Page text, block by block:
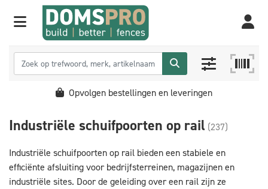
Opvolgen bestellingen en leveringen
Industriële schuifpoorten op rail (237)
Industriële schuifpoorten op rail bieden een stabiele en
efficiënte afsluiting voor bedrijfsterreinen, magazijnen en
industriële sites. Door de geleiding over een rail zijn ze